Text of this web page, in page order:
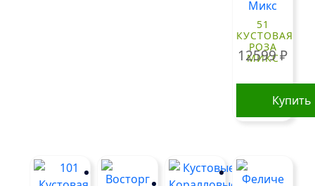
51
КУСТОВАЯ
РОЗА
МИКС
12599₽
Купить